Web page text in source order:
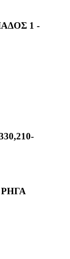
1 -
ΡΗΓΑ